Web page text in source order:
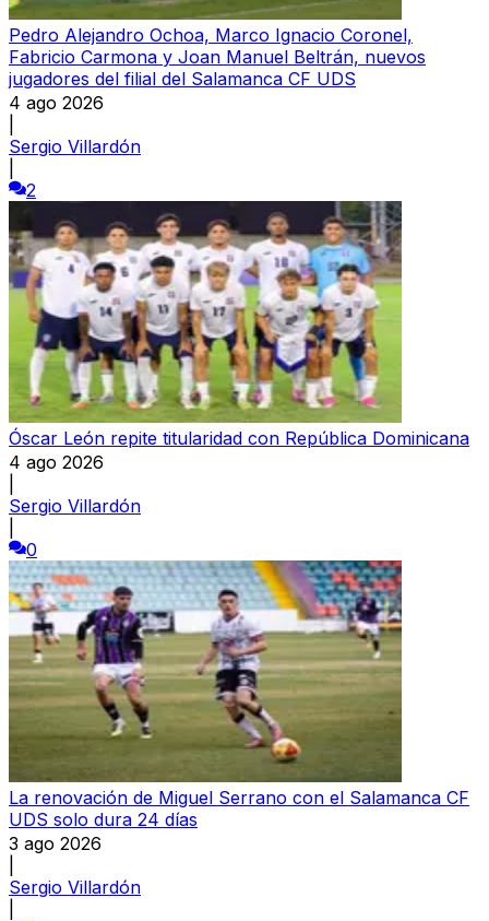
Pedro Alejandro Ochoa, Marco Ignacio Coronel,
Fabricio Carmona y Joan Manuel Beltrán, nuevos
jugadores del filial del Salamanca CF UDS
4 ago 2026
Sergio Villardón
2
Óscar León repite titularidad con República Dominicana
4 ago 2026
Sergio Villardón
0
La renovación de Miguel Serrano con el Salamanca CF
UDS solo dura 24 días
3 ago 2026
Sergio Villardón